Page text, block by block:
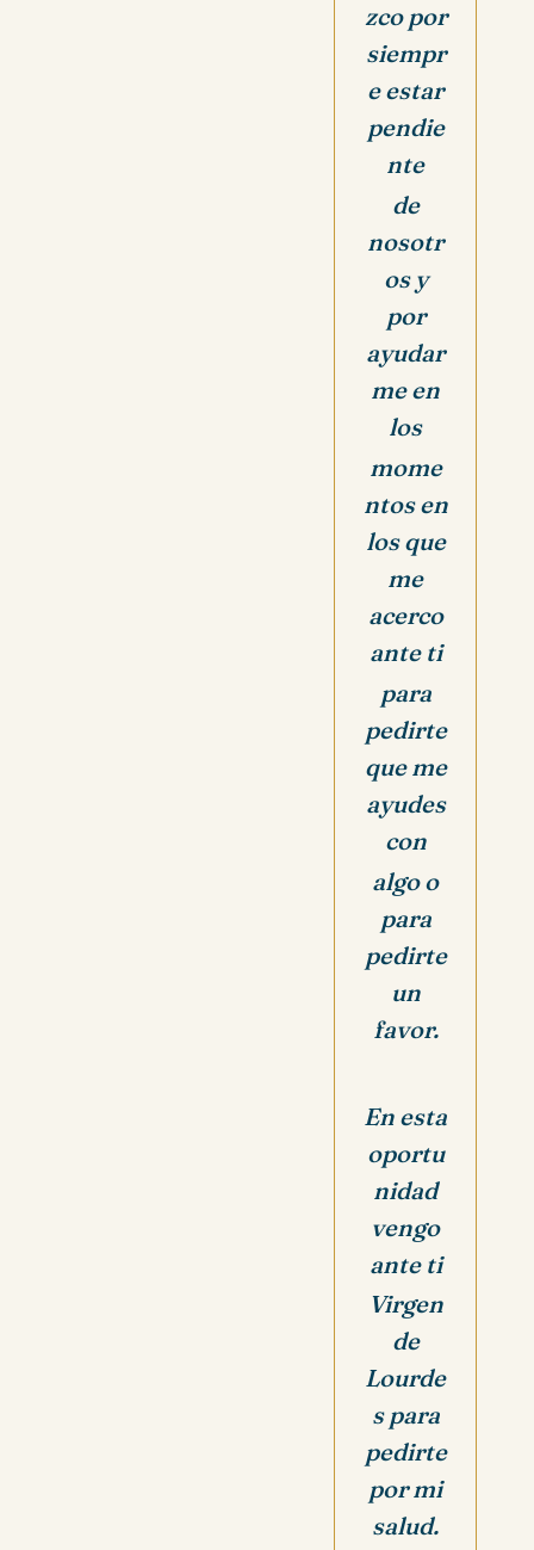
zco por
siempr
e estar
pendie
nte
de
nosotr
os y
por
ayudar
me en
los
mome
ntos en
los que
me
acerco
ante ti
para
pedirte
que me
ayudes
con
algo o
para
pedirte
un
favor.
En esta
oportu
nidad
vengo
ante ti
Virgen
de
Lourde
s para
pedirte
por mi
salud.